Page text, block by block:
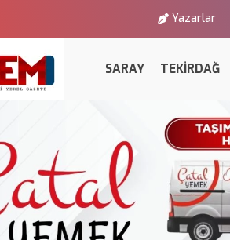
Yazarlar
SARAY TEKİRDAĞ